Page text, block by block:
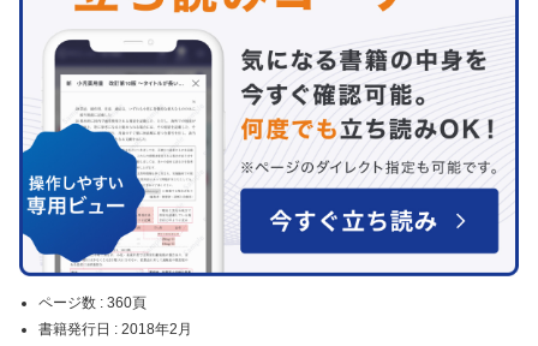
ページ数 : 360頁
書籍発行日 : 2018年2月